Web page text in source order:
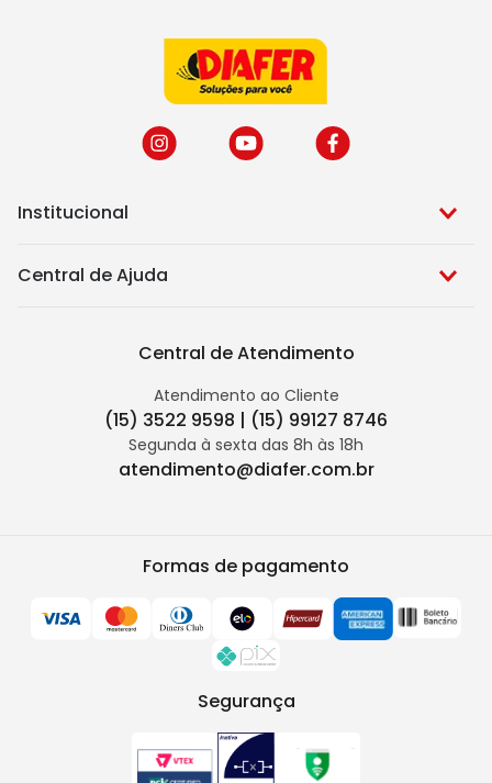
Institucional
Central de Ajuda
Central de Atendimento
Atendimento ao Cliente
(15) 3522 9598 | (15) 99127 8746
Segunda à sexta das 8h às 18h
atendimento@diafer.com.br
Formas de pagamento
Segurança